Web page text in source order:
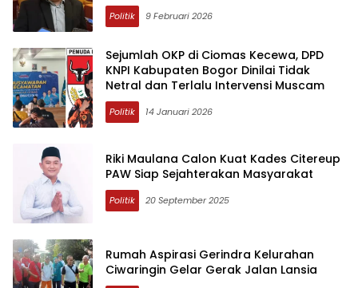
Politik 9 Februari 2026
Sejumlah OKP di Ciomas Kecewa, DPD
KNPI Kabupaten Bogor Dinilai Tidak
Netral dan Terlalu Intervensi Muscam
Politik 14 Januari 2026
Riki Maulana Calon Kuat Kades Citereup
PAW Siap Sejahterakan Masyarakat
Politik 20 September 2025
Rumah Aspirasi Gerindra Kelurahan
Ciwaringin Gelar Gerak Jalan Lansia